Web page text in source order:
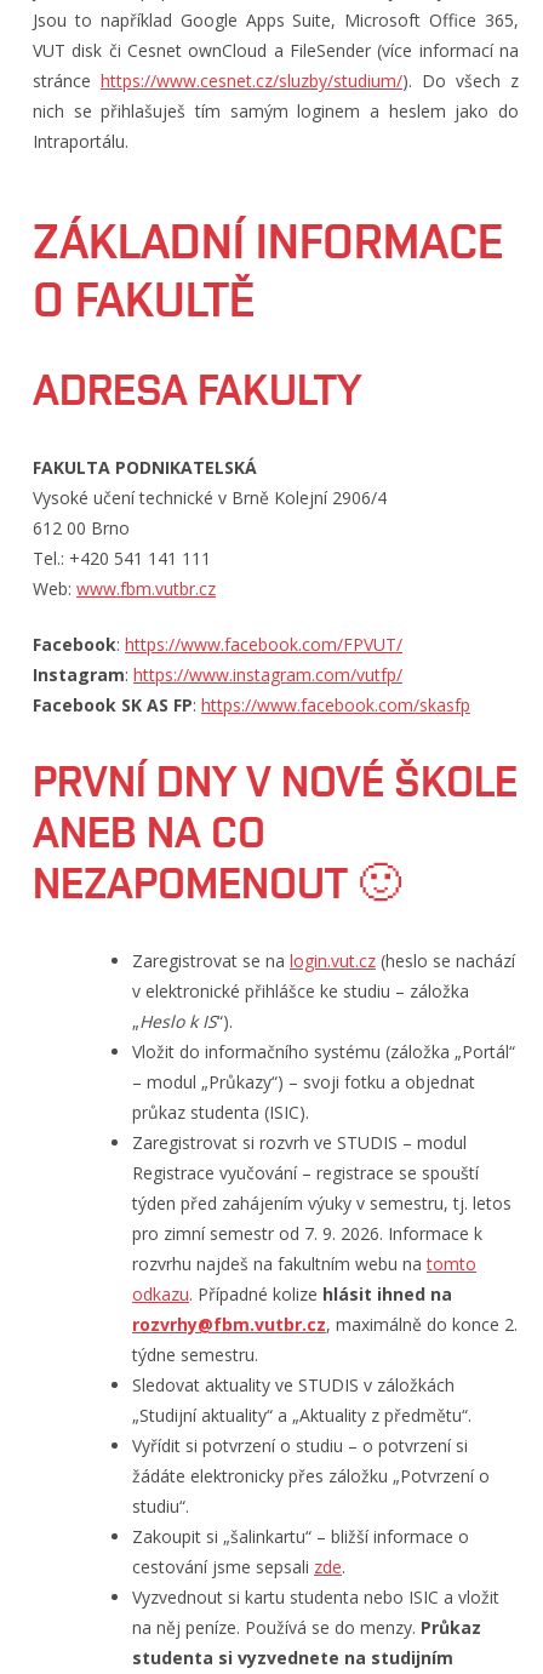
Jsou to například Google Apps Suite, Microsoft Office 365,
VUT disk či Cesnet ownCloud a FileSender (více informací na
stránce https://www.cesnet.cz/sluzby/studium/). Do všech z
nich se přihlašuješ tím samým loginem a heslem jako do
Intraportálu.
ZÁKLADNÍ INFORMACE
O FAKULTĚ
ADRESA FAKULTY
FAKULTA PODNIKATELSKÁ
Vysoké učení technické v Brně Kolejní 2906/4
612 00 Brno
Tel.: +420 541 141 111
Web: www.fbm.vutbr.cz
Facebook: https://www.facebook.com/FPVUT/
Instagram: https://www.instagram.com/vutfp/
Facebook SK AS FP: https://www.facebook.com/skasfp
PRVNÍ DNY V NOVÉ ŠKOLE
ANEB NA CO
NEZAPOMENOUT 🙂
Zaregistrovat se na login.vut.cz (heslo se nachází
v elektronické přihlášce ke studiu – záložka
„Heslo k IS“).
Vložit do informačního systému (záložka „Portál“
– modul „Průkazy“) – svoji fotku a objednat
průkaz studenta (ISIC).
Zaregistrovat si rozvrh ve STUDIS – modul
Registrace vyučování – registrace se spouští
týden před zahájením výuky v semestru, tj. letos
pro zimní semestr od 7. 9. 2026. Informace k
rozvrhu najdeš na fakultním webu natomto
odkazu. Případné kolize hlásit ihned na
rozvrhy@fbm.vutbr.cz, maximálně do konce 2.
týdne semestru.
Sledovat aktuality ve STUDIS v záložkách
„Studijní aktuality“ a „Aktuality z předmětu“.
Vyřídit si potvrzení o studiu – o potvrzení si
žádáte elektronicky přes záložku „Potvrzení o
studiu“.
Zakoupit si „šalinkartu“ – bližší informace o
cestování jsme sepsali zde.
Vyzvednout si kartu studenta nebo ISIC a vložit
na něj peníze. Používá se do menzy. Průkaz
studenta si vyzvednete na studijním